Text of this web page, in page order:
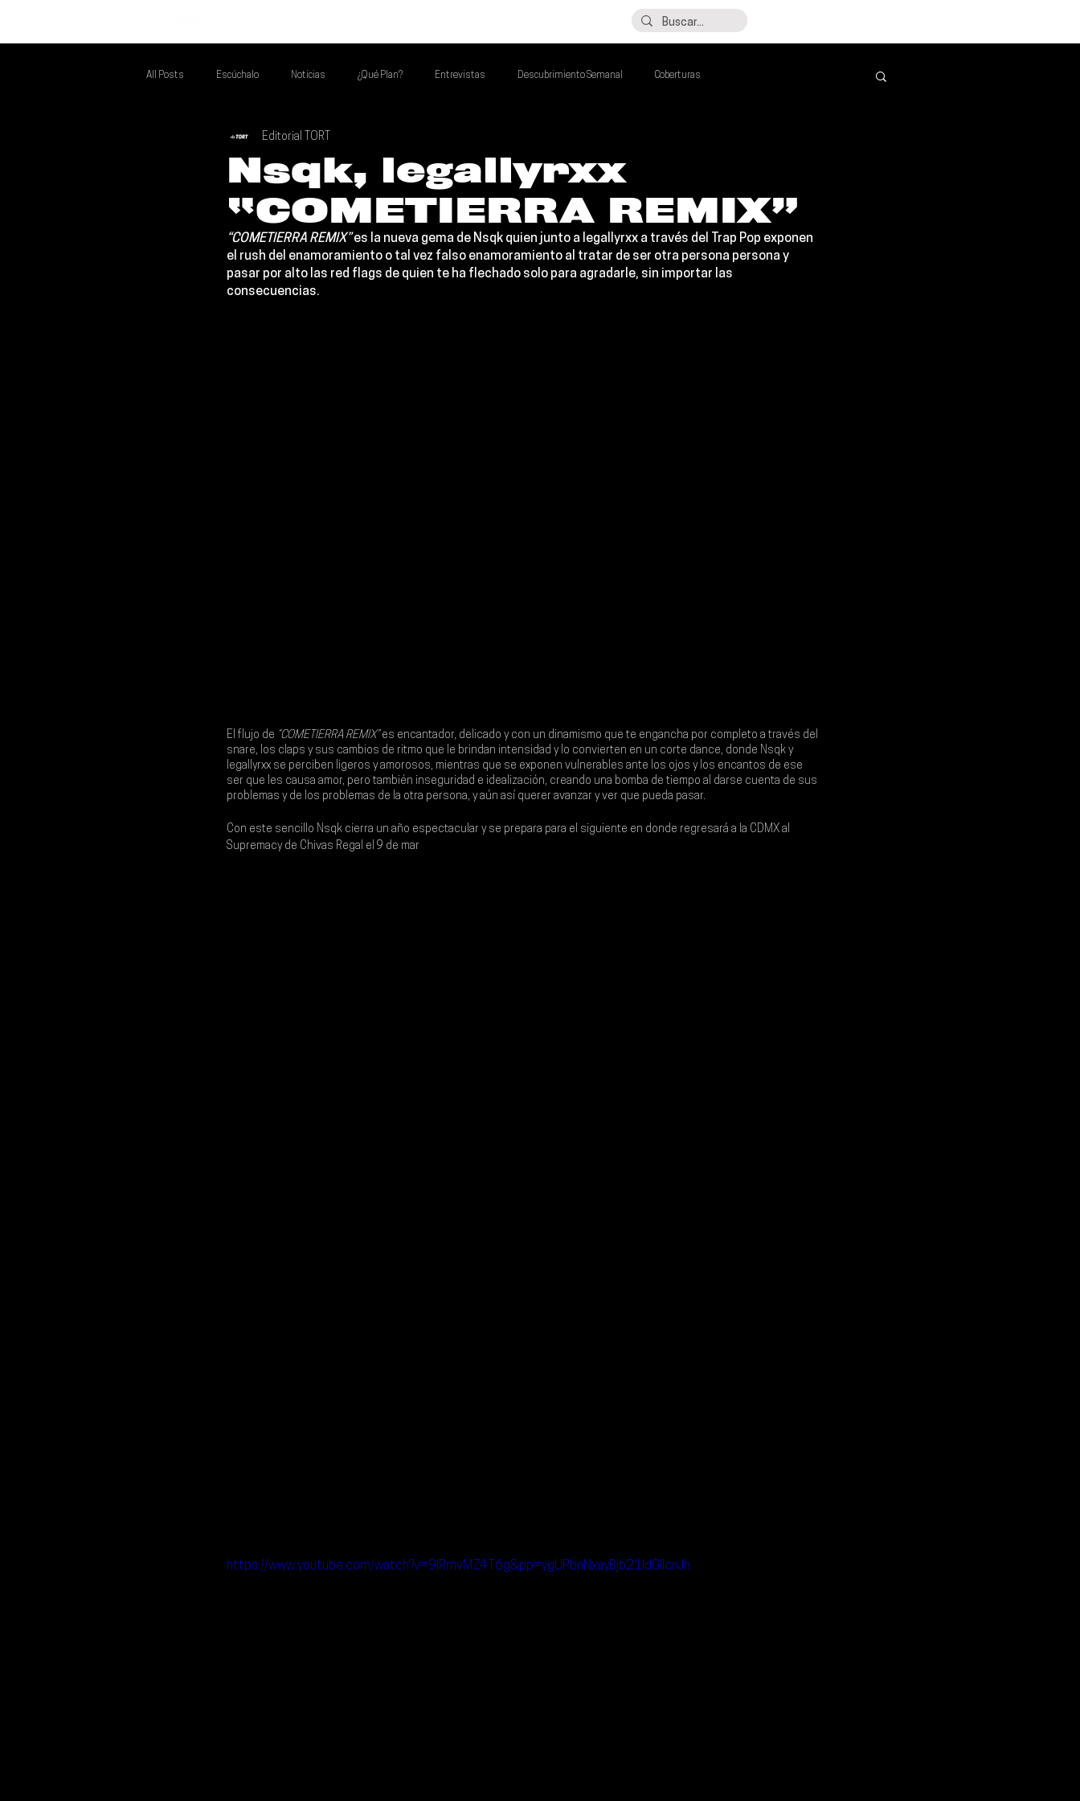
All Posts Escúchalo Noticias ¿Qué Plan? Entrevistas Descubrimiento Semanal Coberturas
Si Te Gusta... Te Recomendamos A...
Poder Latino Que Descubrir Mejores de la Semana Talento Mexa Semanal Álbumes de la Semana
Nsqk, legallyrxx
“COMETIERRA REMIX”
Editorial TORT
“COMETIERRA REMIX” es la nueva gema de Nsqk quien junto a legallyrxx a través del Trap Pop exponen
el rush del enamoramiento o tal vez falso enamoramiento al tratar de ser otra persona persona y
pasar por alto las red flags de quien te ha flechado solo para agradarle, sin importar las
consecuencias.
El flujo de “COMETIERRA REMIX” es encantador, delicado y con un dinamismo que te engancha por completo a través del
snare, los claps y sus cambios de ritmo que le brindan intensidad y lo convierten en un corte dance, donde Nsqk y
legallyrxx se perciben ligeros y amorosos, mientras que se exponen vulnerables ante los ojos y los encantos de ese
ser que les causa amor, pero también inseguridad e idealización, creando una bomba de tiempo al darse cuenta de sus
problemas y de los problemas de la otra persona, y aún así querer avanzar y ver que pueda pasar.
Con este sencillo Nsqk cierra un año espectacular y se prepara para el siguiente en donde regresará a la CDMX al
Supremacy de Chivas Regal el 9 de mar
https://www.youtube.com/watch?v=9lRmvMZ4T6g&pp=ygUPbnNxayBjb21ldGllcnJh